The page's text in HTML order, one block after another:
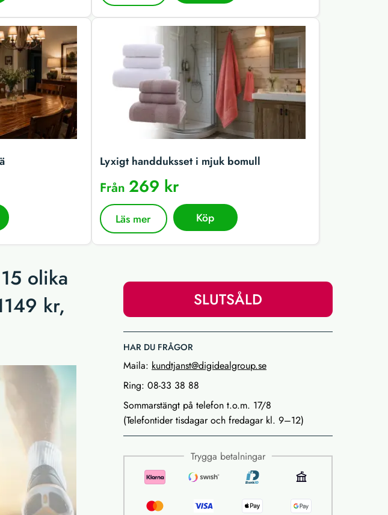
Lyxigt handduksset i mjuk bomull
Från 269 kr
Läs mer Köp
olika
kr,
SLUTSÅLD
HAR DU FRÅGOR
Maila: kundtjanst@digidealgroup.se
Ring: 08-33 38 88
Sommarstängt på telefon t.o.m. 17/8
(Telefontider tisdagar och fredagar kl. 9–12)
Trygga betalningar